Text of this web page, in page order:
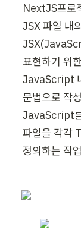
NextJS프로
JSX 파일 내
표현하기 위
JavaScript
문법으로 작
JavaScript
파일을 각각
정의하는 작